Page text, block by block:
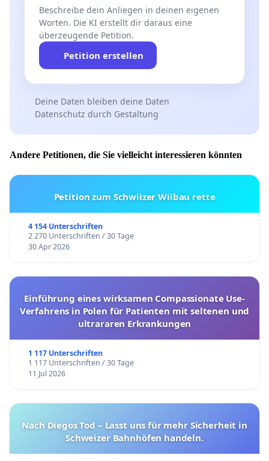
Beschreibe dein Anliegen in deinen eigenen
Worten. Die KI erstellt dir daraus eine
überzeugende Petition.
Petition erstellen
Deine Daten bleiben deine Daten
Datenschutz durch Gestaltung
Andere Petitionen, die Sie vielleicht interessieren könnten
Petition zum Schwiizer Wiibau rette
4 154 Unterschriften
2 270 Unterschriften / 30 Tage
30 Apr 2026
Einführung eines wirksamen Compassionate Use-
Verfahrens in Polen für Patienten mit seltenen und
ultrararen Erkrankungen
1 117 Unterschriften
1 117 Unterschriften / 30 Tage
11 Jul 2026
Nach Diegos Tod – Lasst uns für mehr Sicherheit in
Schweizer Bahnhöfen handeln.